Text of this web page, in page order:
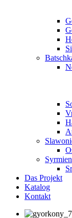
Syrmien
Das Projekt
Katalog
Kontakt